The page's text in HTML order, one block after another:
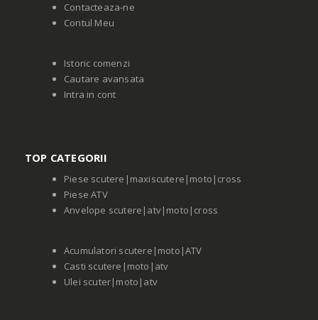
Contacteaza-ne
Contul Meu
Istoric comenzi
Cautare avansata
Intra in cont
TOP CATEGORII
Piese scutere|maxiscutere|moto|cross
Piese ATV
Anvelope scutere|atv|moto|cross
Acumulatori scutere|moto|ATV
Casti scutere|moto|atv
Ulei scuter|moto|atv